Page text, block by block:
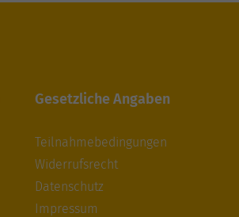
Gesetzliche Angaben
Teilnahmebedingungen
Widerrufsrecht
Datenschutz
Impressum